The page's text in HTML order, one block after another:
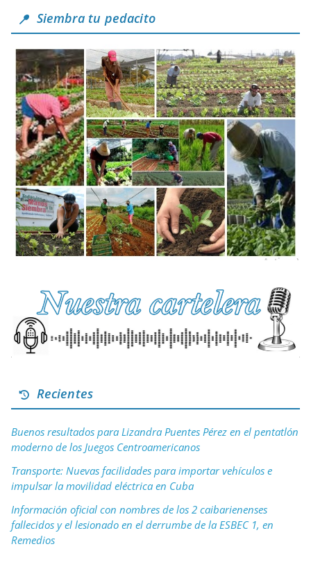
Siembra tu pedacito
Recientes
Buenos resultados para Lizandra Puentes Pérez en el pentatlón
moderno de los Juegos Centroamericanos
Transporte: Nuevas facilidades para importar vehículos e
impulsar la movilidad eléctrica en Cuba
Información oficial con nombres de los 2 caibarienenses
fallecidos y el lesionado en el derrumbe de la ESBEC 1, en
Remedios